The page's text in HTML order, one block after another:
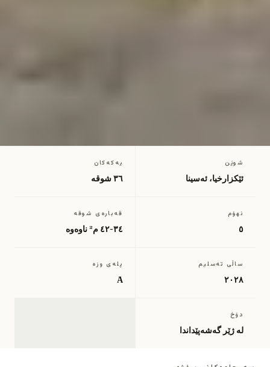
گەڕانەوە بۆ پرۆژەکانی یۆنان
شوێن
ئێکزارخیا، ئەسینا
یەکەکان
٣٦ شوقە
نهۆم
٥
قەبارەی شوقە
٣٤-٤٢ م² ناوەوە
ساڵی تەسلیم
٢٠٢٨
پلەی وزە
A
دۆخ
لە ژێر گەشەپێداندا